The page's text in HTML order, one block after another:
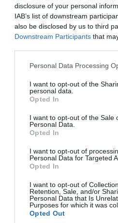
disclosure of your personal
IAB’s list of downstream
also be disclosed by us to third
Downstream Participants that
Please note that this website/
not limited to your visit or usage
grant or deny consent to Google
use your data for below
consent section.
Personal Data Processing
I want to opt-out of the
personal data.
Opted In
I want to opt-out of the Sale
Personal Data.
Opted In
I want to opt-out of
Personal Data for Targeted
Opted In
I want to opt-out of
Retention, Sale, and/or
Personal Data that Is
Purposes for which it was
Opted Out
06.08.2026 | 10:02
57 με νέους πυραύλους
στόχο μέσα από
ΠΟΛΙΤΙΚΗ